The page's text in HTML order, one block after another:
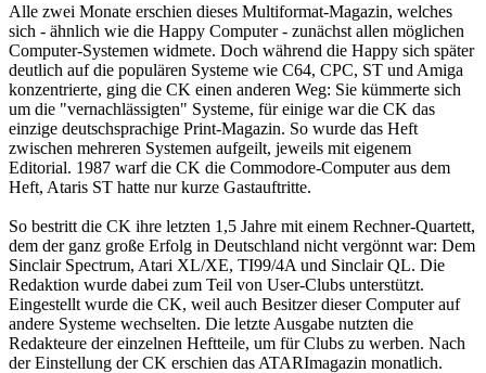
Alle zwei Monate erschien dieses Multiformat-Magazin, welches
sich - ähnlich wie die Happy Computer - zunächst allen möglichen
Computer-Systemen widmete. Doch während die Happy sich später
deutlich auf die populären Systeme wie C64, CPC, ST und Amiga
konzentrierte, ging die CK einen anderen Weg: Sie kümmerte sich
um die "vernachlässigten" Systeme, für einige war die CK das
einzige deutschsprachige Print-Magazin. So wurde das Heft
zwischen mehreren Systemen aufgeilt, jeweils mit eigenem
Editorial. 1987 warf die CK die Commodore-Computer aus dem
Heft, Ataris ST hatte nur kurze Gastauftritte.
So bestritt die CK ihre letzten 1,5 Jahre mit einem Rechner-Quartett,
dem der ganz große Erfolg in Deutschland nicht vergönnt war: Dem
Sinclair Spectrum, Atari XL/XE, TI99/4A und Sinclair QL. Die
Redaktion wurde dabei zum Teil von User-Clubs unterstützt.
Eingestellt wurde die CK, weil auch Besitzer dieser Computer auf
andere Systeme wechselten. Die letzte Ausgabe nutzten die
Redakteure der einzelnen Heftteile, um für Clubs zu werben. Nach
der Einstellung der CK erschien das ATARImagazin monatlich.